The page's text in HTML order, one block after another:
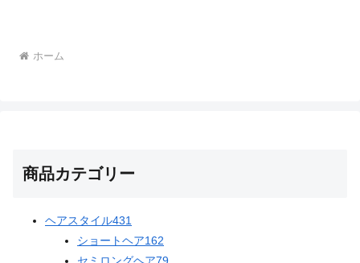
ホーム
商品カテゴリー
ヘアスタイル431
ショートヘア162